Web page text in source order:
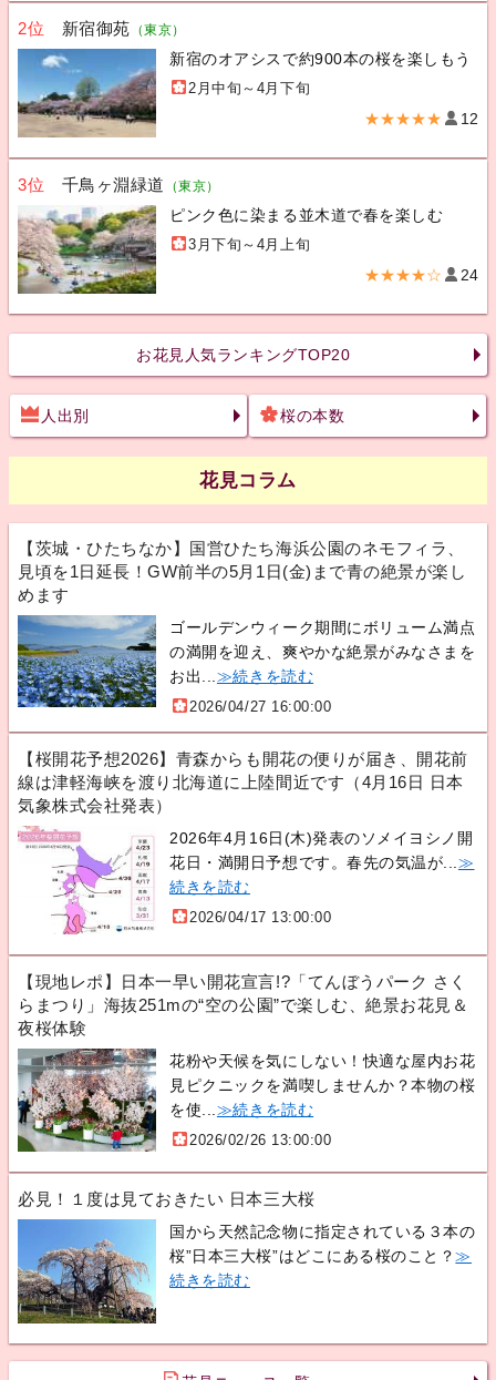
2位 新宿御苑 （東京）
新宿のオアシスで約900本の桜を楽しもう
2月中旬～4月下旬
★★★★★ 12
3位 千鳥ヶ淵緑道 （東京）
ピンク色に染まる並木道で春を楽しむ
3月下旬～4月上旬
★★★★☆ 24
お花見人気ランキングTOP20
人出別 桜の本数
花見コラム
【茨城・ひたちなか】国営ひたち海浜公園のネモフィラ、
見頃を1日延長！GW前半の5月1日(金)まで青の絶景が楽し
めます
ゴールデンウィーク期間にボリューム満点
の満開を迎え、爽やかな絶景がみなさまを
お出... ≫続きを読む
2026/04/27 16:00:00
【桜開花予想2026】青森からも開花の便りが届き、開花前
線は津軽海峡を渡り北海道に上陸間近です（4月16日 日本
気象株式会社発表）
2026年4月16日(木)発表のソメイヨシノ開
花日・満開日予想です。春先の気温が... ≫
続きを読む
2026/04/17 13:00:00
【現地レポ】日本一早い開花宣言!?「てんぼうパーク さく
らまつり」海抜251mの“空の公園”で楽しむ、絶景お花見＆
夜桜体験
花粉や天候を気にしない！快適な屋内お花
見ピクニックを満喫しませんか？本物の桜
を使... ≫続きを読む
2026/02/26 13:00:00
必見！１度は見ておきたい 日本三大桜
国から天然記念物に指定されている３本の
桜”日本三大桜”はどこにある桜のこと？≫
続きを読む